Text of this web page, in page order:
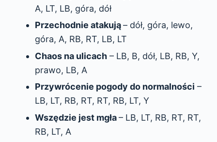
A, LT, LB, góra, dół
Przechodnie atakują– dół, góra, lewo,
góra, A, RB, RT, LB, LT
Chaos na ulicach– LB, B, dół, LB, RB, Y,
prawo, LB, A
Przywrócenie pogody do normalności –
LB, LT, RB, RT, RT, RB, LT, Y
Wszędzie jest mgła– LB, LT, RB, RT, RT,
RB, LT, A